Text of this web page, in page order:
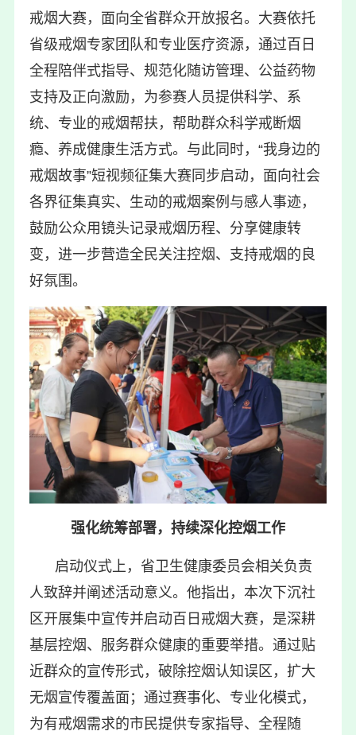
戒烟大赛，面向全省群众开放报名。大赛依托
省级戒烟专家团队和专业医疗资源，通过百日
全程陪伴式指导、规范化随访管理、公益药物
支持及正向激励，为参赛人员提供科学、系
统、专业的戒烟帮扶，帮助群众科学戒断烟
瘾、养成健康生活方式。与此同时，“我身边的
戒烟故事”短视频征集大赛同步启动，面向社会
各界征集真实、生动的戒烟案例与感人事迹，
鼓励公众用镜头记录戒烟历程、分享健康转
变，进一步营造全民关注控烟、支持戒烟的良
好氛围。
强化统筹部署，持续深化控烟工作
启动仪式上，省卫生健康委员会相关负责
人致辞并阐述活动意义。他指出，本次下沉社
区开展集中宣传并启动百日戒烟大赛，是深耕
基层控烟、服务群众健康的重要举措。通过贴
近群众的宣传形式，破除控烟认知误区，扩大
无烟宣传覆盖面；通过赛事化、专业化模式，
为有戒烟需求的市民提供专家指导、全程随